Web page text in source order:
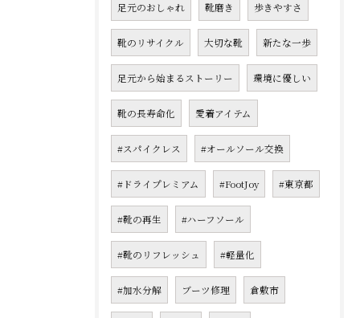
足元のおしゃれ 靴磨き 歩きやすさ
靴のリサイクル 大切な靴 新たな一歩
足元から始まるストーリー 環境に優しい
靴の長寿命化 愛着アイテム
#スパイクレス #オールソール交換
#ドライプレミアム #FootJoy #東京都
#靴の再生 #ハーフソール
#靴のリフレッシュ #軽量化
#加水分解 ブーツ修理 倉敷市